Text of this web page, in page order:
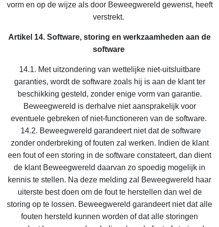
vorm en op de wijze als door Beweegwereld gewenst, heeft
verstrekt.
Artikel 14. Software, storing en werkzaamheden aan de
software
14.1. Met uitzondering van wettelijke niet-uitsluitbare
garanties, wordt de software zoals hij is aan de klant ter
beschikking gesteld, zonder enige vorm van garantie.
Beweegwereld is derhalve niet aansprakelijk voor
eventuele gebreken of niet-functioneren van de software.
14.2. Beweegwereld garandeert niet dat de software
zonder onderbreking of fouten zal werken. Indien de klant
een fout of een storing in de software constateert, dan dient
de klant Beweegwereld daarvan zo spoedig mogelijk in
kennis te stellen. Na deze melding zal Beweegwereld haar
uiterste best doen om de fout te herstellen dan wel de
storing op te lossen. Beweegwereld garandeert niet dat alle
fouten hersteld kunnen worden of dat alle storingen